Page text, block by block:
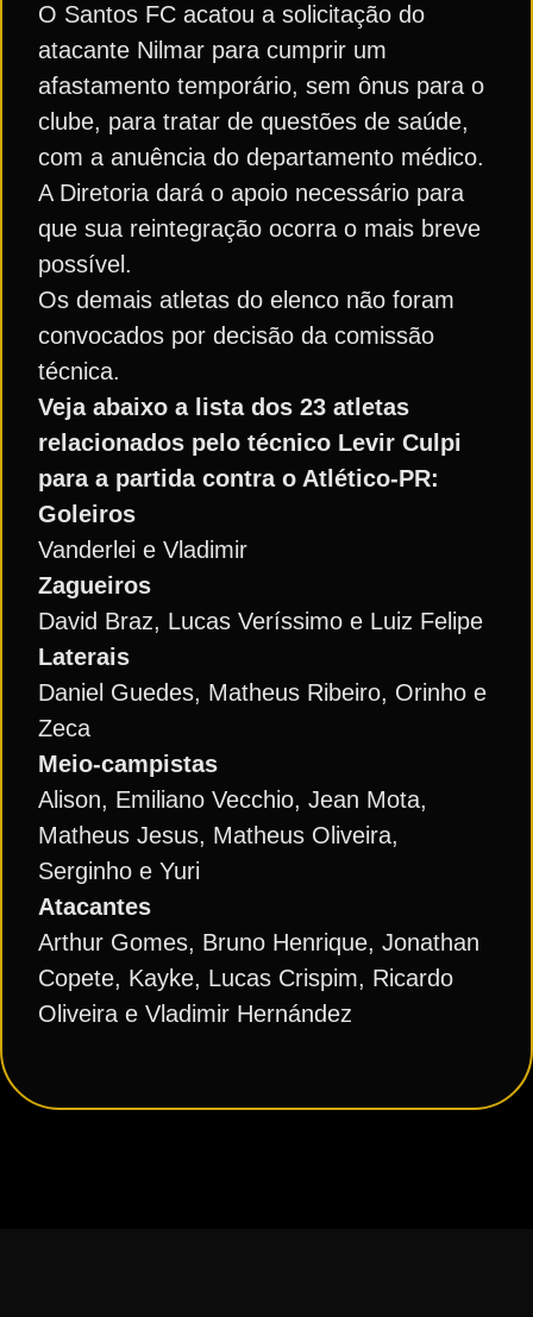
O Santos FC acatou a solicitação do
atacante Nilmar para cumprir um
afastamento temporário, sem ônus para o
clube, para tratar de questões de saúde,
com a anuência do departamento médico.
A Diretoria dará o apoio necessário para
que sua reintegração ocorra o mais breve
possível.
Os demais atletas do elenco não foram
convocados por decisão da comissão
técnica.
Veja abaixo a lista dos 23 atletas
relacionados pelo técnico Levir Culpi
para a partida contra o Atlético-PR:
Goleiros
Vanderlei e Vladimir
Zagueiros
David Braz, Lucas Veríssimo e Luiz Felipe
Laterais
Daniel Guedes, Matheus Ribeiro, Orinho e
Zeca
Meio-campistas
Alison, Emiliano Vecchio, Jean Mota,
Matheus Jesus, Matheus Oliveira,
Serginho e Yuri
Atacantes
Arthur Gomes, Bruno Henrique, Jonathan
Copete, Kayke, Lucas Crispim, Ricardo
Oliveira e Vladimir Hernández